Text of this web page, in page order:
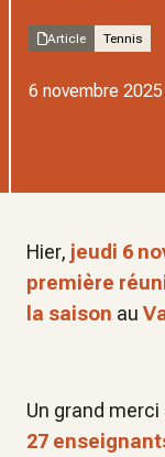
Article Tennis
6 novembre 2025
Hier, jeudi 6
première
la saison au
Un grand merci
27